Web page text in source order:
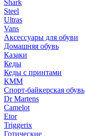
Shark
Steel
Ultras
Vans
Аксессуары для обуви
Домашняя обувь
Казаки
Кеды
Кеды с принтами
КММ
Спорт-байкерская обувь
Dr Martens
Camelot
Etor
Triggerix
Готические